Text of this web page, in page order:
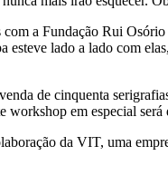
a Fundação Rui
lado a lado com
de cinquenta
em especial
da VIT, uma